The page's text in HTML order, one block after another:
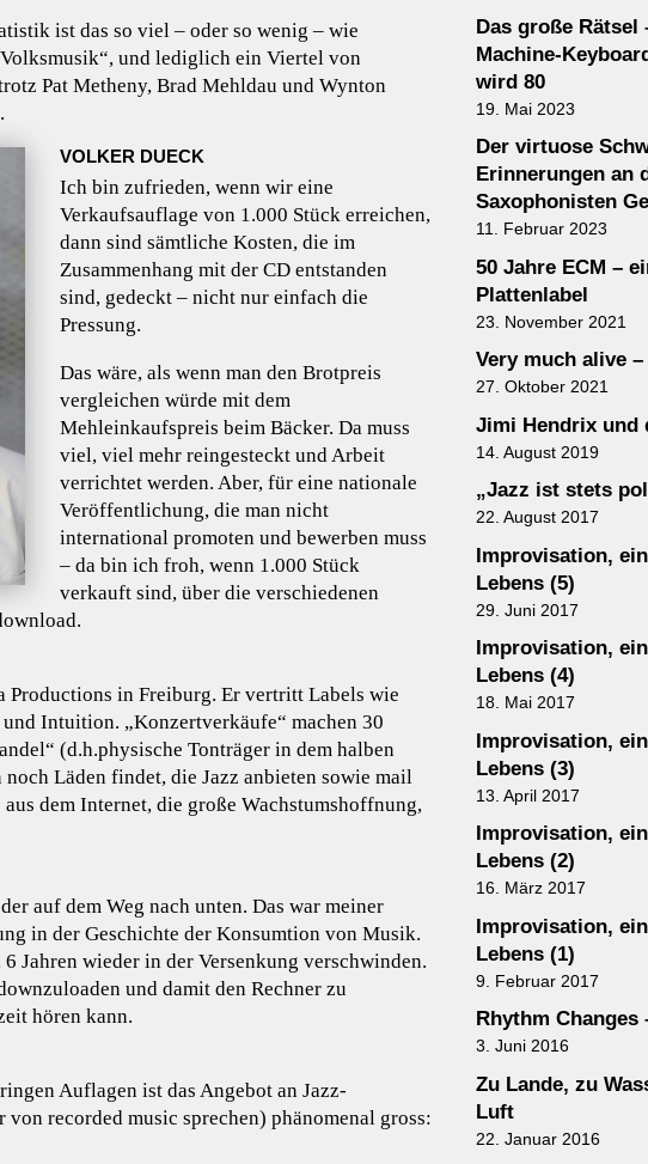
ist das so viel – oder so wenig – wie
und lediglich ein Viertel von
Pat Metheny, Brad Mehldau und Wynton
VOLKER DUECK
Ich bin zufrieden, wenn wir eine
Verkaufsauflage von 1.000 Stück erreichen,
dann sind sämtliche Kosten, die im
Zusammenhang mit der CD entstanden
sind, gedeckt – nicht nur einfach die
Pressung.
Das wäre, als wenn man den Brotpreis
vergleichen würde mit dem
Mehleinkaufspreis beim Bäcker. Da muss
viel, viel mehr reingesteckt und Arbeit
verrichtet werden. Aber, für eine nationale
Veröffentlichung, die man nicht
international promoten und bewerben muss
– da bin ich froh, wenn 1.000 Stück
verkauft sind, über die verschiedenen
Productions in Freiburg. Er vertritt Labels wie
Intuition. „Konzertverkäufe“ machen 30
(d.h.physische Tonträger in dem halben
Läden findet, die Jazz anbieten sowie mail
dem Internet, die große Wachstumshoffnung,
auf dem Weg nach unten. Das war meiner
in der Geschichte der Konsumtion von Musik.
Jahren wieder in der Versenkung verschwinden.
und damit den Rechner zu
hören kann.
Auflagen ist das Angebot an Jazz-
recorded music sprechen) phänomenal gross:
Das große Rätsel
Machine-
wird 80
19. Mai 2023
Der virtuose
Erinnerungen an
Saxophonisten
11. Februar 2023
50 Jahre ECM –
Plattenlabel
23. November 2021
Very much alive
27. Oktober 2021
Jimi Hendrix und
14. August 2019
„Jazz ist stets
22. August 2017
Improvisation,
Lebens (5)
29. Juni 2017
Improvisation,
Lebens (4)
18. Mai 2017
Improvisation,
Lebens (3)
13. April 2017
Improvisation,
Lebens (2)
16. März 2017
Improvisation,
Lebens (1)
9. Februar 2017
Rhythm Changes
3. Juni 2016
Zu Lande, zu
Luft
22. Januar 2016